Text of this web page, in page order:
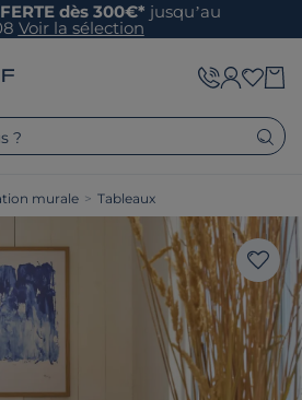
dès 300€* jusqu’au
Voir la sélection
?
murale > Tableaux